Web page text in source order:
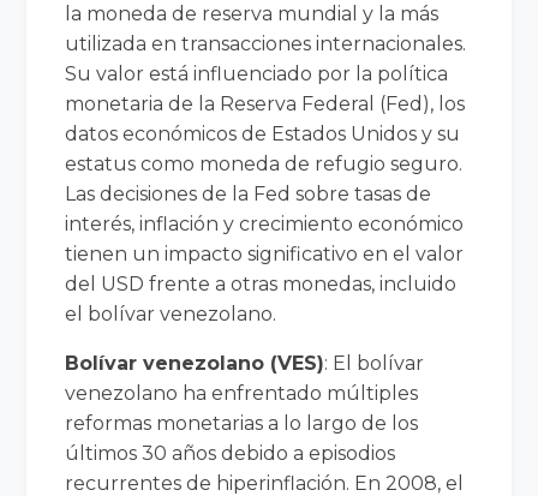
la moneda de reserva mundial y la más
utilizada en transacciones internacionales.
Su valor está influenciado por la política
monetaria de la Reserva Federal (Fed), los
datos económicos de Estados Unidos y su
estatus como moneda de refugio seguro.
Las decisiones de la Fed sobre tasas de
interés, inflación y crecimiento económico
tienen un impacto significativo en el valor
del USD frente a otras monedas, incluido
el bolívar venezolano.
Bolívar venezolano (VES): El bolívar
venezolano ha enfrentado múltiples
reformas monetarias a lo largo de los
últimos 30 años debido a episodios
recurrentes de hiperinflación. En 2008, el